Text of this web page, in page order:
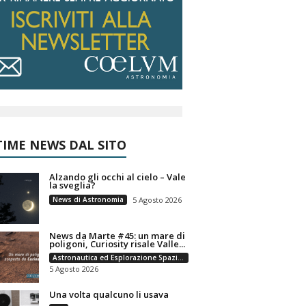
NEWS DAL SITO
Alzando gli occhi al cielo – Vale
la sveglia?
News di Astronomia 5 Agosto 2026
News da Marte #45: un mare di
poligoni, Curiosity risale Valle...
Astronautica ed Esplorazione Spaziale
5 Agosto 2026
Una volta qualcuno li usava